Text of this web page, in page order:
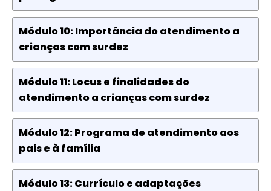
Módulo 10: Importância do atendimento a
crianças com surdez
Módulo 11: Locus e finalidades do
atendimento a crianças com surdez
Módulo 12: Programa de atendimento aos
pais e à família
Módulo 13: Currículo e adaptações